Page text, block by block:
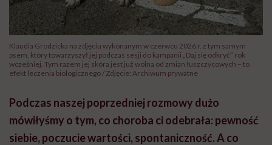
Klaudia Grodzicka na zdjęciu wykonanym w czerwcu 2026 r. z tym samym
psem, który towarzyszył jej podczas sesji do kampanii „Daj się odkryć” rok
wcześniej. Tym razem jej skóra jest już wolna od zmian łuszczycowych – to
efekt leczenia biologicznego / Zdjęcie: Archiwum prywatne
Podczas naszej poprzedniej rozmowy dużo
mówiłyśmy o tym, co choroba ci odebrała: pewność
siebie, poczucie wartości, spontaniczność. A co